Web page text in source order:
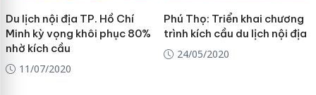
Du lịch nội địa TP. Hồ Chí
Minh kỳ vọng khôi phục 80%
nhờ kích cầu
11/07/2020
Phú Thọ: Triển khai chương
trình kích cầu du lịch nội địa
24/05/2020